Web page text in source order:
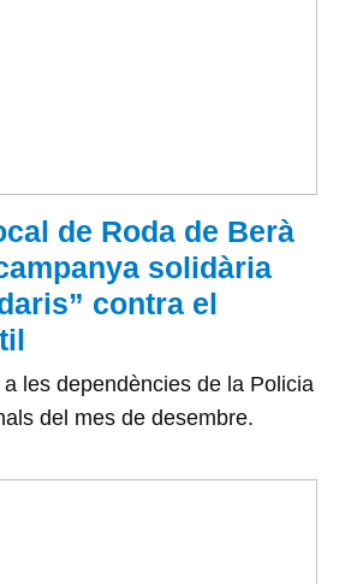
de Roda de Berà
solidària
contra el
les dependències de la Policia
del mes de desembre.